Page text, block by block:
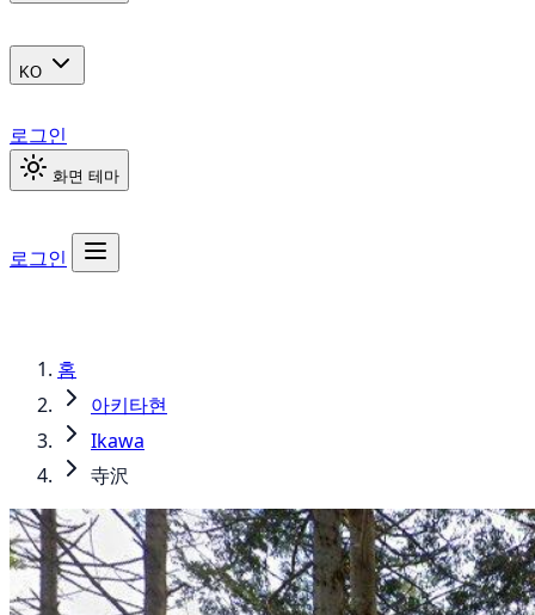
KO
로그인
화면 테마
로그인
홈
아키타현
Ikawa
寺沢